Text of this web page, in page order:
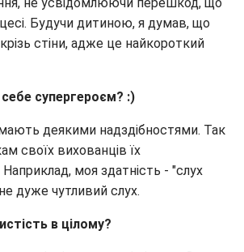
Будучи дитиною, я думав, що
стіни, адже це найкороткий
супергероєм? :)
деякими надздібностями. Так
своїх вихованців їх
Наприклад, моя здатність - "слух
дуже чутливий слух.
в цілому?